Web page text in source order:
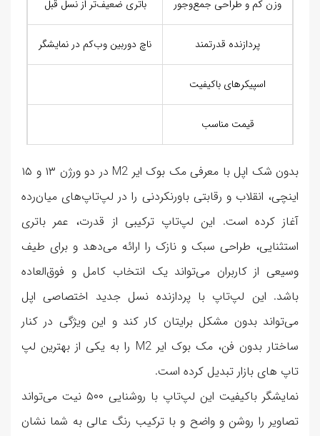
وزن کم و طراحی جمع‌وجور باتری ضعیف‌تر از نسل قبل
پردازنده قدرتمند ناچ دوربین وب‌کم در نمایشگر
اسپیکرهای باکیفیت
قیمت مناسب
بدون شک اپل با معرفی مک بوک ایر M2 در دو ورژن ۱۳ و ۱۵
اینچی، انقلاب و رقابتی باورنکردنی را در لپ‌تاپ‌های میان‌رده
آغاز کرده است. این لپ‌تاپ ترکیبی از قدرت، عمر باتری
استثنایی، طراحی سبک و نازک را ارائه می‌دهد و برای طیف
وسیعی از کاربران می‌تواند یک انتخاب کامل و فوق‌العاده
باشد. این لپ‌تاپ با پردازنده نسل جدید اختصاصی اپل
می‌تواند بدون مشکل برایتان کار کند و این ویژگی در کنار
ساختار بدون فن، مک بوک ایر M2 را به یکی از بهترین لپ
تاپ های بازار تبدیل کرده است.
نمایشگر باکیفیت این لپ‌تاپ با روشنایی ۵۰۰ نیت می‌تواند
تصاویر را روشن و واضح و با ترکیب رنگ عالی به شما نشان